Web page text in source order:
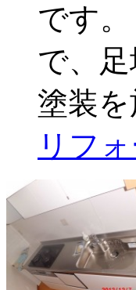
です
で、
塗装
リフ